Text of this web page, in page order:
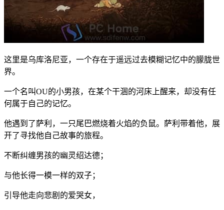
这里是乌库洛尼亚，一个存在于遥远过去模糊记忆中的朦胧世
界。
一个名叫OU的小男孩，在某个干涸的河床上醒来，却没有任
何属于自己的记忆。
他遇到了萨利，一只尾巴燃烧着火焰的负鼠。萨利带着他，展
开了寻找他自己故事的旅程。
不断纠缠男孩的幽灵绍达德；
与他长得一模一样的双子；
引导他走向悲剧的爱哭女，